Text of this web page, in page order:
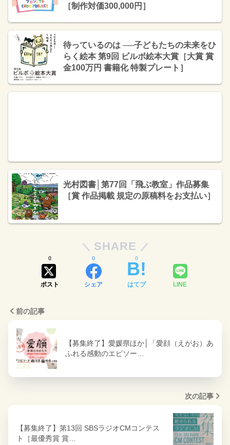
［制作対価300,000円］
待っているのは ──子どもたちの未来をひ
らく絵本 第9回 ビルボ絵本大賞［大賞 賞
金100万円 書籍化 特製プレート］
光村図書│第77回「飛ぶ教室」作品募集
［賞 作品掲載 規定の原稿料をお支払い］
SHARE
ポスト
0
シェア
0
はてブ
0
LINE
前の記事
【募集終了】愛媛県ほか│「愛顔（えがお）あ
ふれる感動のエピソー…
次の記事
【募集終了】第13回 SBSラジオCMコンテス
ト［最優秀賞 賞…